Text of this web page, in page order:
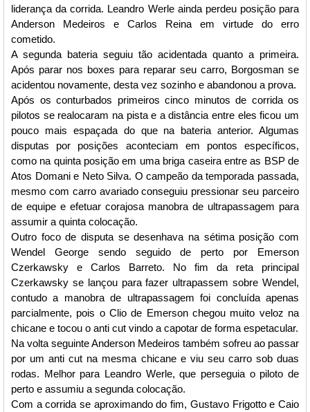
liderança da corrida. Leandro Werle ainda perdeu posição para
Anderson Medeiros e Carlos Reina em virtude do erro
cometido.
A segunda bateria seguiu tão acidentada quanto a primeira.
Após parar nos boxes para reparar seu carro, Borgosman se
acidentou novamente, desta vez sozinho e abandonou a prova.
Após os conturbados primeiros cinco minutos de corrida os
pilotos se realocaram na pista e a distância entre eles ficou um
pouco mais espaçada do que na bateria anterior. Algumas
disputas por posições aconteciam em pontos específicos,
como na quinta posição em uma briga caseira entre as BSP de
Atos Domani e Neto Silva. O campeão da temporada passada,
mesmo com carro avariado conseguiu pressionar seu parceiro
de equipe e efetuar corajosa manobra de ultrapassagem para
assumir a quinta colocação.
Outro foco de disputa se desenhava na sétima posição com
Wendel George sendo seguido de perto por Emerson
Czerkawsky e Carlos Barreto. No fim da reta principal
Czerkawsky se lançou para fazer ultrapassem sobre Wendel,
contudo a manobra de ultrapassagem foi concluída apenas
parcialmente, pois o Clio de Emerson chegou muito veloz na
chicane e tocou o anti cut vindo a capotar de forma espetacular.
Na volta seguinte Anderson Medeiros também sofreu ao passar
por um anti cut na mesma chicane e viu seu carro sob duas
rodas. Melhor para Leandro Werle, que perseguia o piloto de
perto e assumiu a segunda colocação.
Com a corrida se aproximando do fim, Gustavo Frigotto e Caio